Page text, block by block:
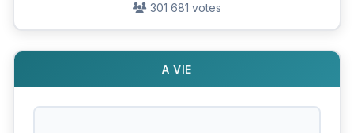
301 681 votes
A VIE